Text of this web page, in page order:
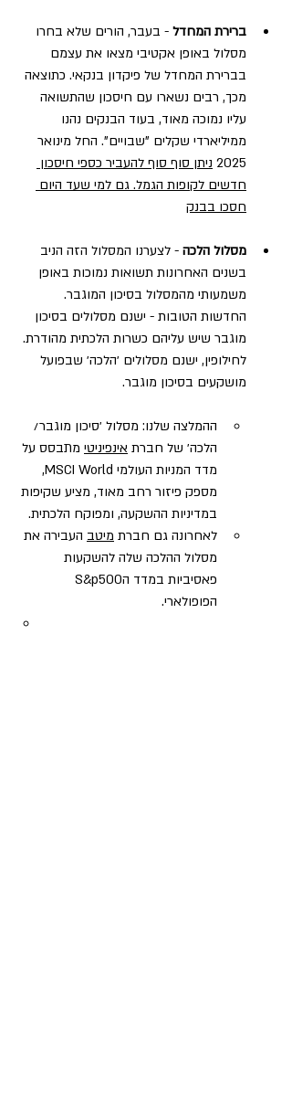
ברירת המחדל - בעבר, הורים שלא בחרו
מסלול באופן אקטיבי מצאו את עצמם
בברירת המחדל של פיקדון בנקאי. כתוצאה
מכך, רבים נשארו עם חיסכון שהתשואה
עליו נמוכה מאוד, בעוד הבנקים נהנו
ממיליארדי שקלים "שבויים". החל מינואר
2025 ניתן סוף סוף להעביר כספי חיסכון
חדשים לקופות הגמל. גם למי שעד היום
חסכו בבנק
מסלול הלכה - לצערנו המסלול הזה הניב
בשנים האחרונות תשואות נמוכות באופן
משמעותי מהמסלול בסיכון המוגבר.
החדשות הטובות - ישנם מסלולים בסיכון
מוגבר שיש עליהם כשרות הלכתית מהודרת.
לחילופין, ישנם מסלולים ׳הלכה׳ שבפועל
מושקעים בסיכון מוגבר.
ההמלצה שלנו: מסלול ׳סיכון מוגבר/
הלכה׳ של חברת אינפיניטי מתבסס על
מדד המניות העולמי MSCI World,
מספק פיזור רחב מאוד, מציע שקיפות
במדיניות ההשקעה, ומפוקח הלכתית.
לאחרונה גם חברת מיטב העבירה את
מסלול ההלכה שלה להשקעות
הפופולארי.